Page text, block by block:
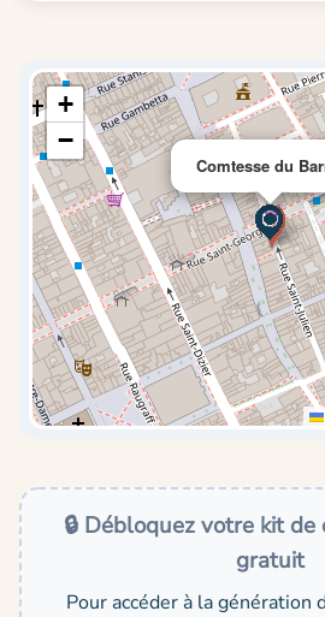
Comtesse du
+
−
🔒 Débloquez votre kit
gratuit
Pour accéder à la génération